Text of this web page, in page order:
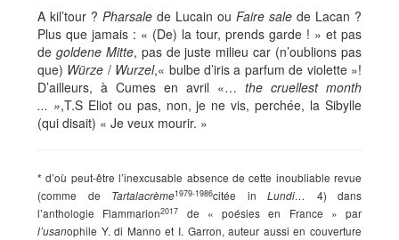
A kil’tour ? Pharsale de Lucain ou Faire sale de Lacan ?
Plus que jamais : « (De) la tour, prends garde ! » et pas
de goldene Mitte, pas de juste milieu car (n’oublions pas
que) Würze / Wurzel,« bulbe d’iris a parfum de violette »!
D’ailleurs, à Cumes en avril «… the cruellest month
... »,T.S Eliot ou pas, non, je ne vis, perchée, la Sibylle
(qui disait) « Je veux mourir. »
* d’où peut-être l’inexcusable absence de cette inoubliable revue
(comme de Tartalacrème1979-1986citée in Lundi…
4) dans
l’anthologie Flammarion2017 de « poésies en France » par
l’usanophile Y. di Manno et I. Garron, auteur aussi en couverture